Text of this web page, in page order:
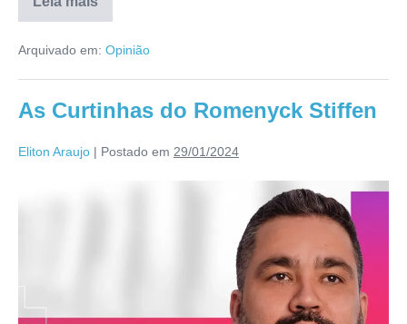
Arquivado em: Opinião
As Curtinhas do Romenyck Stiffen
Eliton Araujo | Postado em 29/01/2024